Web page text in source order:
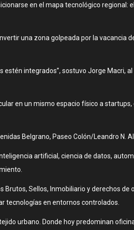
en el mapa tecnológico regional:
una zona golpeada por la vacancia
integrados”, sostuvo Jorge Macri,
en un mismo espacio físico a
Belgrano, Paseo Colón/Leandro N.
artificial, ciencia de datos,
Sellos, Inmobiliario y derechos
tecnologías en entornos controlados.
urbano. Donde hoy predominan